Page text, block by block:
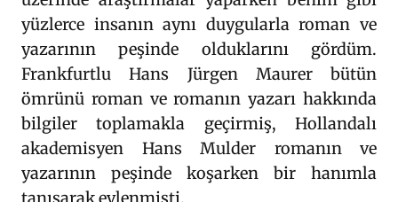
yüzlerce insanın aynı duygularla roman ve
yazarının peşinde olduklarını gördüm.
Frankfurtlu Hans Jürgen Maurer bütün
ömrünü roman ve romanın yazarı hakkında
bilgiler toplamakla geçirmiş, Hollandalı
akademisyen Hans Mulder romanın ve
yazarının peşinde koşarken bir hanımla
tanışarak evlenmişti.